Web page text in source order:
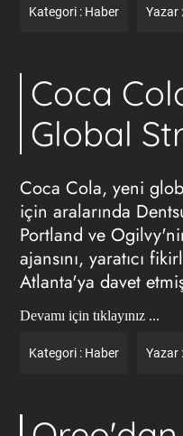
Kategori : Haber Yazar :
Coca
Global
Coca Cola, yeni
için aralarında
Portland ve
ajansını, yaratıcı
Atlanta'ya davet
Devamı için tıklayınız ...
Kategori : Haber Yazar :